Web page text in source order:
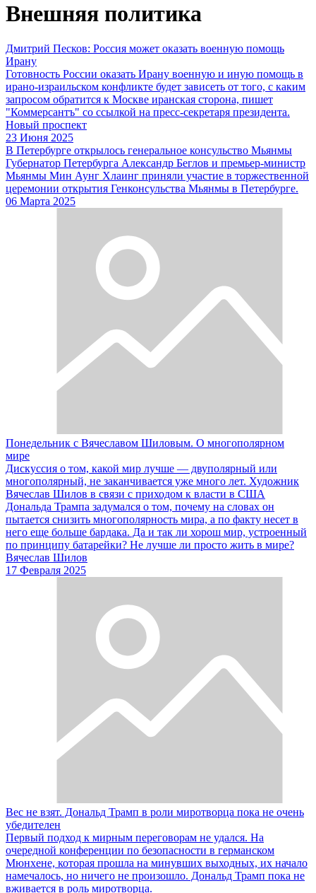
Внешняя политика
Дмитрий Песков: Россия может оказать военную помощь
Ирану
Готовность России оказать Ирану военную и иную помощь в
ирано-израильском конфликте будет зависеть от того, с каким
запросом обратится к Москве иранская сторона, пишет
"Коммерсантъ" со ссылкой на пресс-секретаря президента.
Новый проспект
23 Июня 2025
В Петербурге открылось генеральное консульство Мьянмы
Губернатор Петербурга Александр Беглов и премьер-министр
Мьянмы Мин Аунг Хлаинг приняли участие в торжественной
церемонии открытия Генконсульства Мьянмы в Петербурге.
06 Марта 2025
Понедельник с Вячеславом Шиловым. О многополярном
мире
Дискуссия о том, какой мир лучше — двуполярный или
многополярный, не заканчивается уже много лет. Художник
Вячеслав Шилов в связи с приходом к власти в США
Дональда Трампа задумался о том, почему на словах он
пытается снизить многополярность мира, а по факту несет в
него еще больше бардака. Да и так ли хорош мир, устроенный
по принципу батарейки? Не лучше ли просто жить в мире?
Вячеслав Шилов
17 Февраля 2025
Вес не взят. Дональд Трамп в роли миротворца пока не очень
убедителен
Первый подход к мирным переговорам не удался. На
очередной конференции по безопасности в германском
Мюнхене, которая прошла на минувших выходных, их начало
намечалось, но ничего не произошло. Дональд Трамп пока не
вживается в роль миротворца.